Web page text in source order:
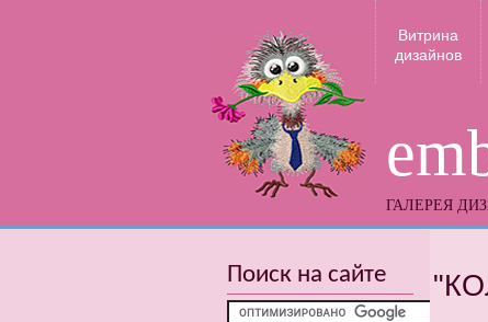
ГАЛЕРЕЯ
Витрина
дизайнов
Поиск на сайте